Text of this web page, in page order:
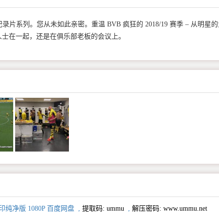
片系列。您从未如此亲密。重温 BVB 疯狂的 2018/19 赛季 – 从明星
在一起，还是在俱乐部老板的会议上。
纯净版 1080P 百度网盘 , 提取码:ummu , 解压密码: www.ummu.net